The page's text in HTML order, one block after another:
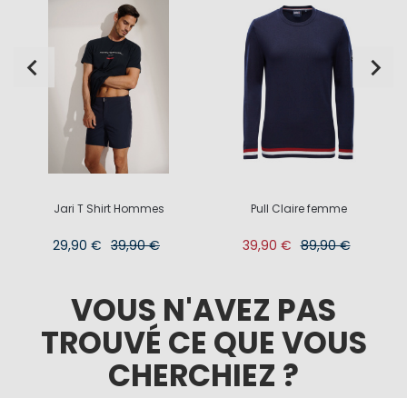
Jari T Shirt Hommes
29,90 € 39,90 €
Pull Claire femme
39,90 € 89,90 €
VOUS N'AVEZ PAS
TROUVÉ CE QUE VOUS
CHERCHIEZ ?